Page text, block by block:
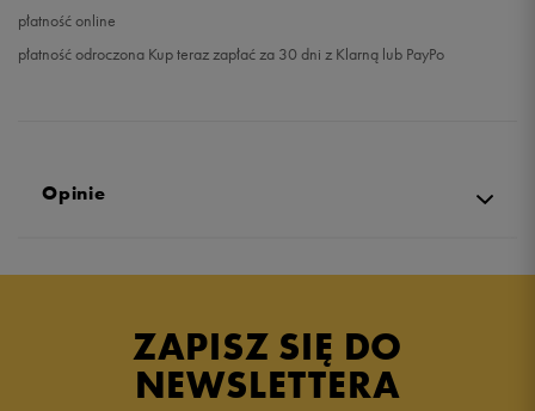
płatność online
płatność odroczona Kup teraz zapłać za 30 dni z Klarną lub PayPo
Opinie
ZAPISZ SIĘ DO
NEWSLETTERA